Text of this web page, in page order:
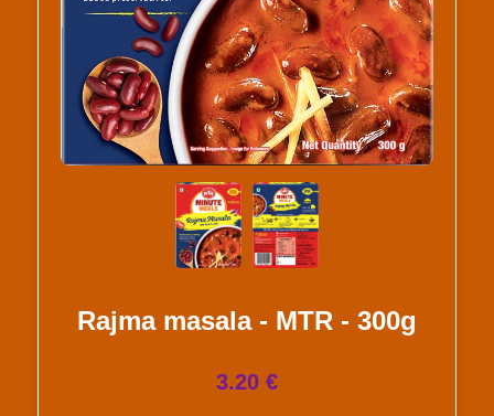
Rajma masala - MTR - 300g
3.20 €